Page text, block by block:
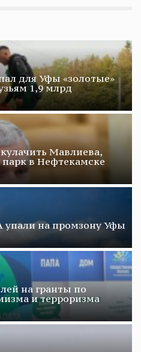
для Уфы «золотые»
1,9 млрд
Мавлиева,
в Нефтекамске
на промзону Уфы
на гранты по
и терроризма